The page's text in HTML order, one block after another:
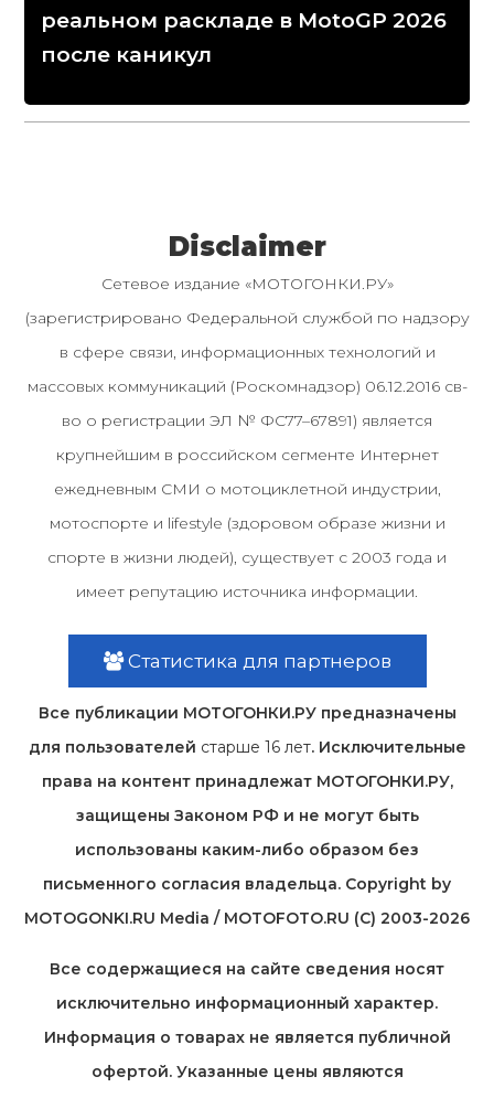
реальном раскладе в MotoGP 2026
после каникул
Disclaimer
Сетевое издание «МОТОГОНКИ.РУ»
(зарегистрировано Федеральной службой по надзору
в сфере связи, информационных технологий и
массовых коммуникаций (Роскомнадзор) 06.12.2016 св-
во о регистрации ЭЛ № ФС77–67891) является
крупнейшим в российском сегменте Интернет
ежедневным СМИ о мотоциклетной индустрии,
мотоспорте и lifestyle (здоровом образе жизни и
спорте в жизни людей), существует с 2003 года и
имеет репутацию источника информации.
Статистика для партнеров
Все публикации МОТОГОНКИ.РУ предназначены
для пользователей старше 16 лет. Исключительные
права на контент принадлежат МОТОГОНКИ.РУ,
защищены Законом РФ и не могут быть
использованы каким-либо образом без
письменного согласия владельца. Copyright by
MOTOGONKI.RU Media / MOTOFOTO.RU (C) 2003-2026
Все содержащиеся на cайте сведения носят
исключительно информационный характер.
Информация о товарах не является публичной
офертой. Указанные цены являются